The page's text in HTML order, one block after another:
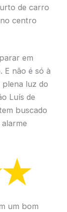
de carro
centro
em
E não é só à
luz do
Luís de
buscado
um bom